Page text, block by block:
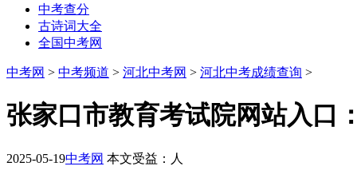
中考查分
古诗词大全
全国中考网
中考网 > 中考频道 > 河北中考网 > 河北中考成绩查询 >
张家口市教育考试院网站入口
2025-05-19中考网 本文受益： 人